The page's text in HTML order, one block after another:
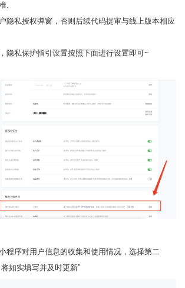
.
隐私授权弹窗，否则后续代码提审与线上版本相应
隐私保护指引设置按照下面进行设置即可~
程序对用户信息的收集和使用情况，选择第二
如实填写并及时更新”